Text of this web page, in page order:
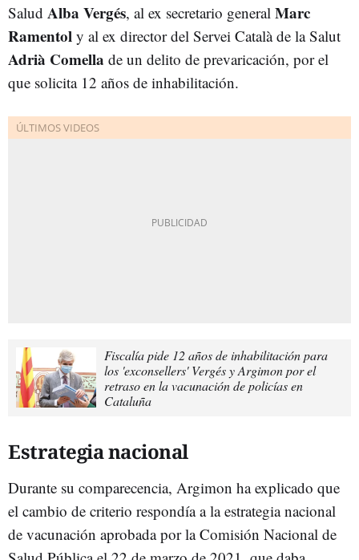
Salud Alba Vergés, al ex secretario general Marc
Ramentol y al ex director del Servei Català de la Salut
Adrià Comella de un delito de prevaricación, por el
que solicita 12 años de inhabilitación.
Fiscalía pide 12 años de inhabilitación para
los 'exconsellers' Vergés y Argimon por el
retraso en la vacunación de policías en
Cataluña
Estrategia nacional
Durante su comparecencia, Argimon ha explicado que
el cambio de criterio respondía a la estrategia nacional
de vacunación aprobada por la Comisión Nacional de